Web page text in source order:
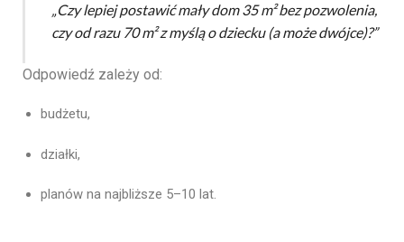
„Czy lepiej postawić mały dom 35 m² bez pozwolenia,
czy od razu 70 m² z myślą o dziecku (a może dwójce)?”
Odpowiedź zależy od:
budżetu,
działki,
planów na najbliższe 5–10 lat.